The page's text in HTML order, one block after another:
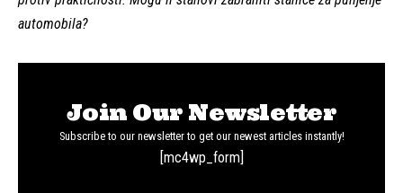
automobila?
Join Our Newsletter
Subscribe to our newsletter to get our newest articles instantly!
[mc4wp_form]